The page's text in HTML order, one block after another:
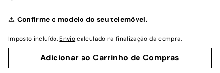
⚠️ Confirme o modelo do seu telemóvel.
Imposto incluído.Enviocalculado na finalização da compra.
Adicionar ao Carrinho de Compras